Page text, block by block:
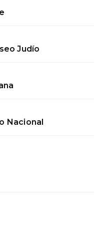
Judío
Nacional